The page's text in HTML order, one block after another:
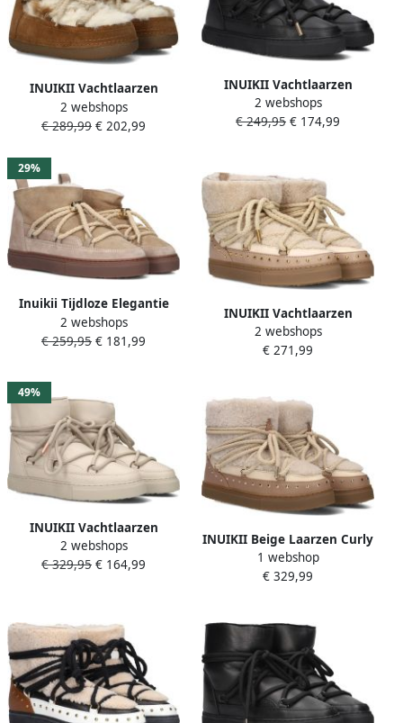
INUIKII Vachtlaarzen
Dames Teddy Maat: 39
Materiaal: Textiel Kleur:
2 webshops
€ 289,99 € 202,99
INUIKII Vachtlaarzen
Dames Grape Maat: 37
Materiaal: Lakleer Kleur:
2 webshops
€ 249,95 € 174,99
29%
Inuikii Tijdloze Elegantie
Gecombineerd met
Functionaliteit Lage
2 webshops
€ 259,95 € 181,99
INUIKII Vachtlaarzen
Dames Curly Rock Maat: 38
Materiaal: Leer Kleur: Beige
2 webshops
€ 271,99
49%
INUIKII Vachtlaarzen
Dames Full Leather Maat:
37 Materiaal: Leer Kleur:
2 webshops
€ 329,95 € 164,99
INUIKII Beige Laarzen Curly
Rock
1 webshop
€ 329,99